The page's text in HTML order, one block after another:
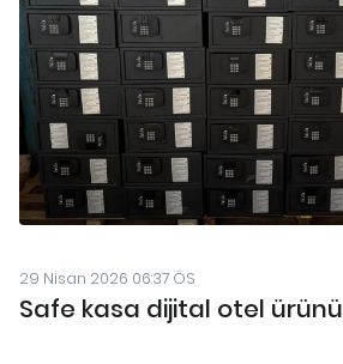
29 Nisan 2026 06:37 ÖS
Safe kasa dijital otel ürünü